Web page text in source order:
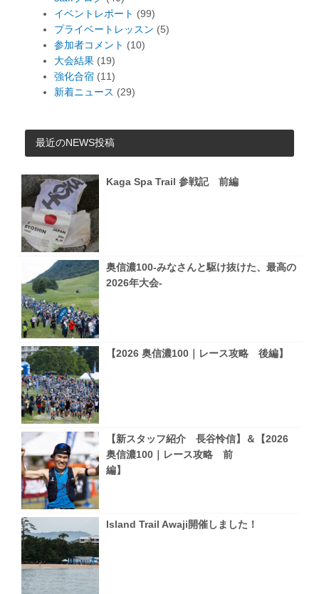
イベントレポート (99)
プライベートレッスン (5)
参加者コメント (10)
大会結果 (19)
強化合宿 (11)
新着ニュース (29)
最近のNEWS投稿
Kaga Spa Trail 参戦記 前編
奥信濃100-みなさんと駆け抜けた、最高の
2026年大会-
【2026 奥信濃100｜レース攻略 後編】
【新スタッフ紹介 長谷怜信】＆【2026
奥信濃100｜レース攻略 前
編】
Island Trail Awaji開催しました！